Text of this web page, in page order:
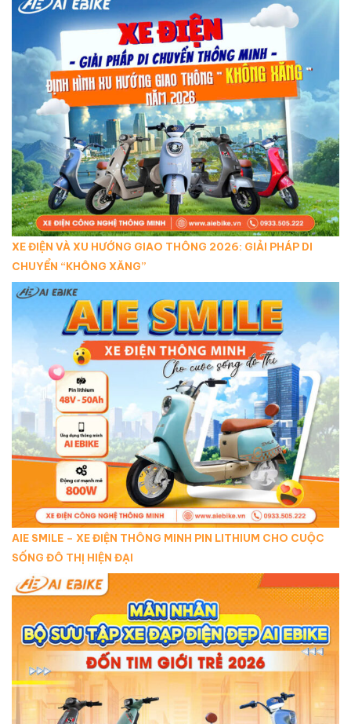
XE ĐIỆN VÀ XU HƯỚNG GIAO THÔNG 2026: GIẢI PHÁP DI
CHUYỂN “KHÔNG XĂNG”
AIE SMILE – XE ĐIỆN THÔNG MINH PIN LITHIUM CHO CUỘC
SỐNG ĐÔ THỊ HIỆN ĐẠI